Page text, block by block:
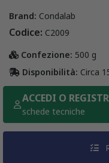
Brand: Condalab
Codice: C2009
Confezione: 500 g
Disponibilità: Circa
ACCEDI O
schede tecniche